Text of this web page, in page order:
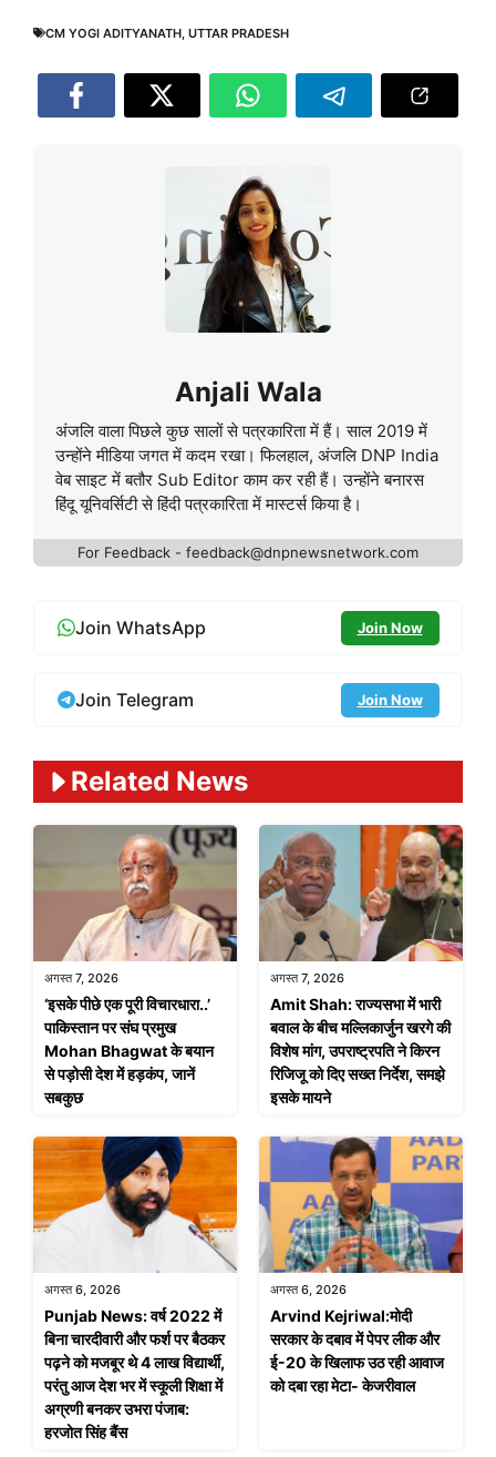
CM YOGI ADITYANATH, UTTAR PRADESH
Anjali Wala
अंजलि वाला पिछले कुछ सालों से पत्रकारिता में हैं। साल 2019 में
उन्होंने मीडिया जगत में कदम रखा। फिलहाल, अंजलि DNP India
वेब साइट में बतौर Sub Editor काम कर रही हैं। उन्होंने बनारस
हिंदू यूनिवर्सिटी से हिंदी पत्रकारिता में मास्टर्स किया है।
For Feedback - feedback@dnpnewsnetwork.com
Join WhatsApp Join Now
Join Telegram Join Now
Related News
अगस्त 7, 2026
‘इसके पीछे एक पूरी विचारधारा..’
पाकिस्तान पर संघ प्रमुख
Mohan Bhagwat के बयान
से पड़ोसी देश में हड़कंप, जानें
सबकुछ
अगस्त 7, 2026
Amit Shah: राज्यसभा में भारी
बवाल के बीच मल्लिकार्जुन खरगे की
विशेष मांग, उपराष्ट्रपति ने किरन
रिजिजू को दिए सख्त निर्देश, समझे
इसके मायने
अगस्त 6, 2026
Punjab News: वर्ष 2022 में
बिना चारदीवारी और फर्श पर बैठकर
पढ़ने को मजबूर थे 4 लाख विद्यार्थी,
परंतु आज देश भर में स्कूली शिक्षा में
अग्रणी बनकर उभरा पंजाब:
हरजोत सिंह बैंस
अगस्त 6, 2026
Arvind Kejriwal:मोदी
सरकार के दबाव में पेपर लीक और
ई-20 के खिलाफ उठ रही आवाज
को दबा रहा मेटा- केजरीवाल